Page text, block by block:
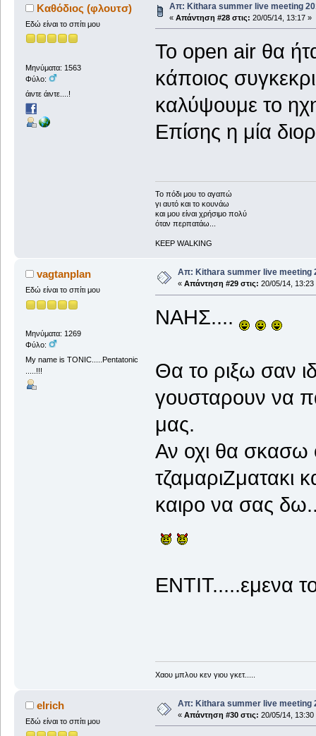
Καθόδιος (φλουτσ)
Εδώ είναι το σπίτι μου
Μηνύματα: 1563
Φύλο:
άιντε άιντε....!
Απ: Kithara summer live meeting
« Απάντηση #28 στις: 20/05/14, 13:17 »
Το open air θα
κάποιος
καλύψουμε το
Επίσης η μία
To πόδι μου το αγαπώ
γι αυτό και το κουνάω
και μου είναι χρήσιμο πολύ
όταν περπατάω...
KEEP WALKING
vagtanplan
Εδώ είναι το σπίτι μου
Μηνύματα: 1269
Φύλο:
My name is TONIC.....Pentatonic
.....!!!
Απ: Kithara summer live meeting
« Απάντηση #29 στις: 20/05/14, 13:23
ΝΑΗΣ....
Θα το ριξω σαν
γουσταρουν να
μας.
Αν οχι θα σκασω
τζαμαριΖματακι
καιρο να σας
ΕΝΤΙΤ.....εμενα
Χαου μπλου κεν γιου γκετ.....
elrich
Εδώ είναι το σπίτι μου
Απ: Kithara summer live meeting
« Απάντηση #30 στις: 20/05/14, 13:30